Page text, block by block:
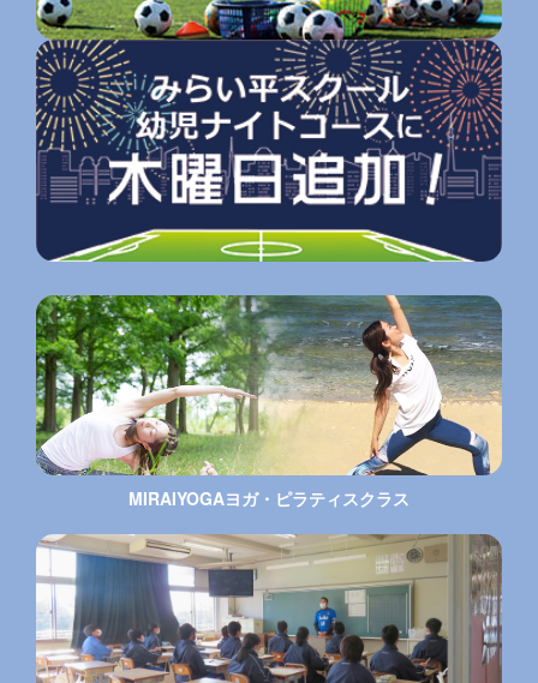
MIRAIYOGAヨガ・ピラティスクラス